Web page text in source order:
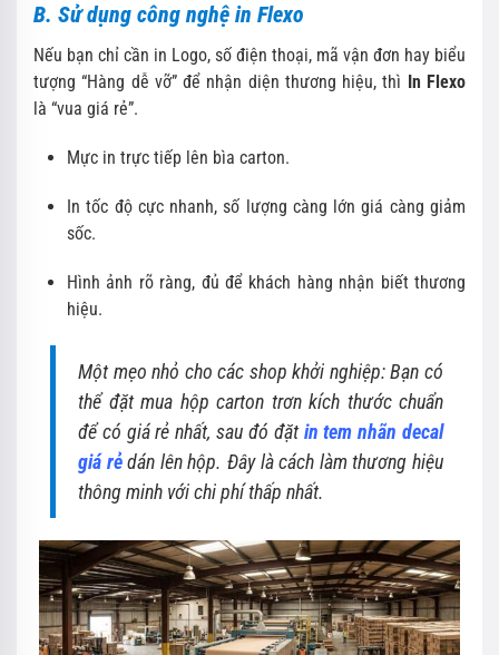
B. Sử dụng công nghệ in Flexo
Nếu bạn chỉ cần in Logo, số điện thoại, mã vận đơn hay biểu
tượng “Hàng dễ vỡ” để nhận diện thương hiệu, thì In Flexo
là “vua giá rẻ”.
Mực in trực tiếp lên bìa carton.
In tốc độ cực nhanh, số lượng càng lớn giá càng giảm
sốc.
Hình ảnh rõ ràng, đủ để khách hàng nhận biết thương
hiệu.
Một mẹo nhỏ cho các shop khởi nghiệp: Bạn có
thể đặt mua hộp carton trơn kích thước chuẩn
để có giá rẻ nhất, sau đó đặtin tem nhãn decal
giá rẻdán lên hộp. Đây là cách làm thương hiệu
thông minh với chi phí thấp nhất.